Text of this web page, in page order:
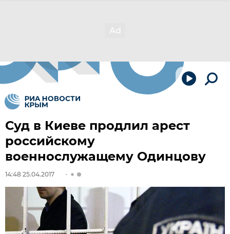
Суд в Киеве продлил арест
российскому
военнослужащему Одинцову
14:48 25.04.2017